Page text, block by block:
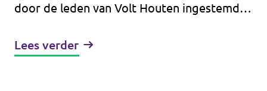
door de leden van Volt Houten ingestemd.
komende gemeenteraadsverkiezingen op 18
Lees verder